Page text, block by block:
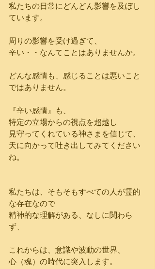
私たちの日常にどんどん影響を及ぼし
ています。
周りの影響を受け過ぎて、
辛い・・なんてことはありませんか。
どんな感情も、感じることは悪いこと
ではありません。
『辛い感情』も、
特定の立場からの視点を超越し
見守ってくれている神さまを信じて、
天に向かって吐き出してみてください
ね。
私たちは、そもそもすべての人が霊的
な存在なので
精神的な理解がある、なしに関わら
ず、
これからは、意識や波動の世界、
心（魂）の時代に突入します。